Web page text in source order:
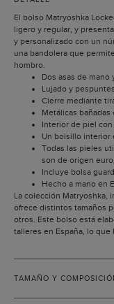
El bolso Matryoshka
ligero y regular, y
y personalizado con un
una bandolera que
hombro.
Dos asas de
Lujado y
Cierre mediante
Metálicas bañadas
Interior de piel
Un bolsillo interior
Todas las pieles
son de origen
Incluye bolsa
Hecho a mano en
La colección Matryoshka,
ofrece distintos tamaños
otros. Este bolso está
talleres en España, lo
TAMAÑO Y